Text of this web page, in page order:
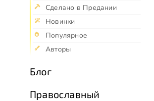
Сделано в Предании
Новинки
Популярное
Авторы
Блог
Православный